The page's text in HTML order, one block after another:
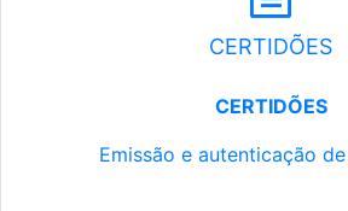
CERTIDÕES
CERTIDÕES
Emissão e autenticação